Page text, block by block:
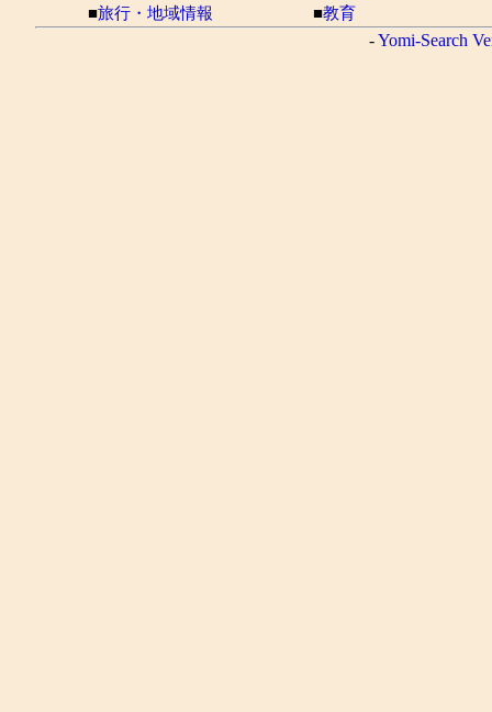
■旅行・地域情報 ■教育
-Yomi-Search